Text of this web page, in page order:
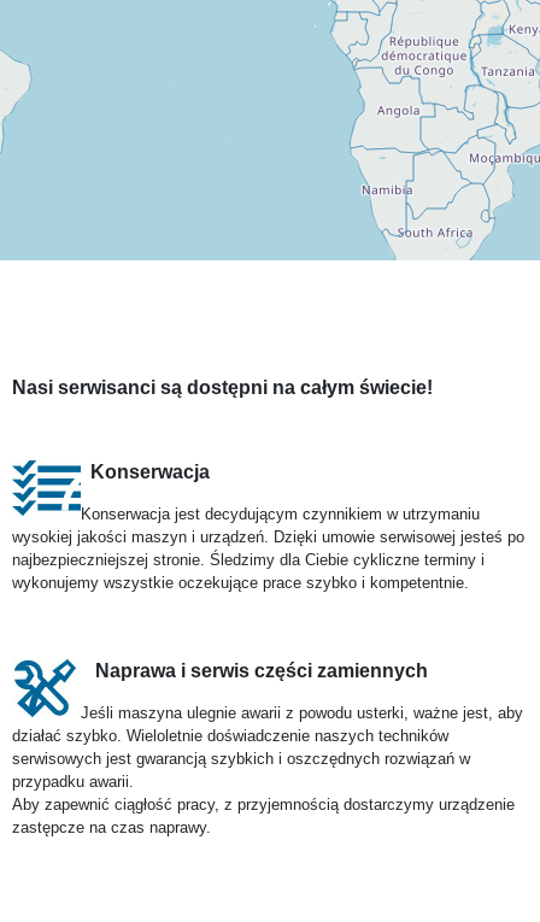
Nasi serwisanci są dostępni na całym świecie!
Konserwacja
Konserwacja jest decydującym czynnikiem w utrzymaniu
wysokiej jakości maszyn i urządzeń. Dzięki umowie serwisowej jesteś po
najbezpieczniejszej stronie. Śledzimy dla Ciebie cykliczne terminy i
wykonujemy wszystkie oczekujące prace szybko i kompetentnie.
Naprawa i serwis części zamiennych
Jeśli maszyna ulegnie awarii z powodu usterki, ważne jest, aby
działać szybko. Wieloletnie doświadczenie naszych techników
serwisowych jest gwarancją szybkich i oszczędnych rozwiązań w
przypadku awarii.
Aby zapewnić ciągłość pracy, z przyjemnością dostarczymy urządzenie
zastępcze na czas naprawy.